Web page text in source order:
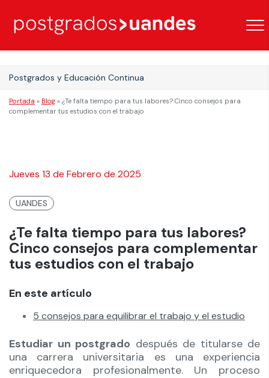
Postgrados y Educación Continua
Portada » Blog » ¿Te falta tiempo para tus labores? Cinco consejos para
complementar tus estudios con el trabajo
Jueves 13 de Febrero de 2025
UANDES
¿Te falta tiempo para tus labores?
Cinco consejos para complementar
tus estudios con el trabajo
En este artículo
5 consejos para equilibrar el trabajo y el estudio
Estudiar un postgrado después de titularse de
una carrera universitaria es una experiencia
enriquecedora profesionalmente. Un proceso